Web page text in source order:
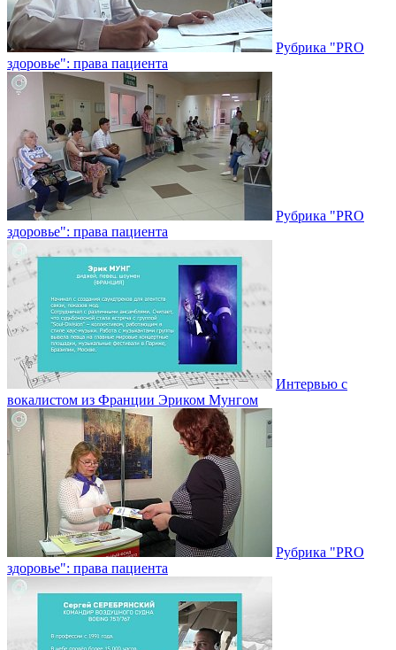
Рубрика "PRO
здоровье": права пациента
Рубрика "PRO
здоровье": права пациента
Интервью с
вокалистом из Франции Эриком Мунгом
Рубрика "PRO
здоровье": права пациента